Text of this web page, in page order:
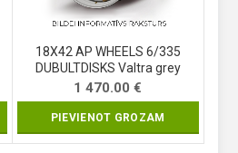
18X42 AP WHEELS 6/335
DUBULTDISKS Valtra grey
1 470.00€
PIEVIENOT GROZAM